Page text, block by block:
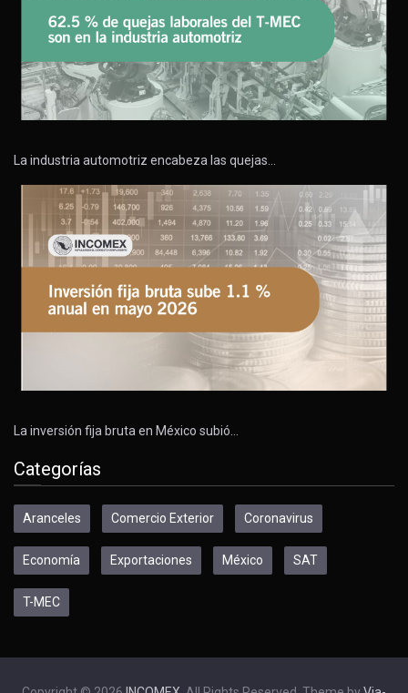
La industria automotriz encabeza las quejas…
La inversión fija bruta en México subió…
Categorías
Aranceles Comercio Exterior Coronavirus
Economía Exportaciones México SAT
T-MEC